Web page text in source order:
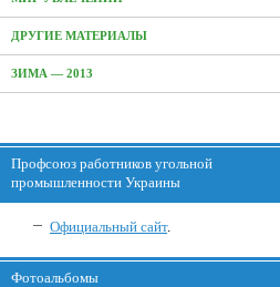
ДРУГИЕ МАТЕРИАЛЫ
ЗИМА — 2013
Профсоюз работников угольной
промышленности Украины
Официальный сайт.
Фотоальбомы